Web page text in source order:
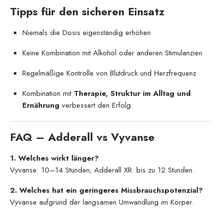
Tipps für den sicheren Einsatz
Niemals die Dosis eigenständig erhöhen
Keine Kombination mit Alkohol oder anderen Stimulanzien
Regelmäßige Kontrolle von Blutdruck und Herzfrequenz
Kombination mit Therapie, Struktur im Alltag und
Ernährung verbessert den Erfolg
FAQ – Adderall vs Vyvanse
1. Welches wirkt länger?
Vyvanse: 10–14 Stunden; Adderall XR: bis zu 12 Stunden.
2. Welches hat ein geringeres Missbrauchspotenzial?
Vyvanse aufgrund der langsamen Umwandlung im Körper.